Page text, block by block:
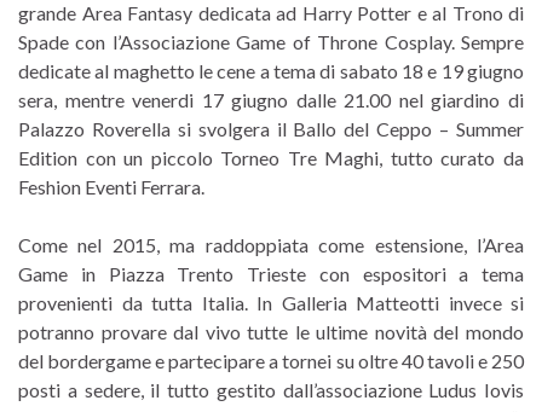
grande Area Fantasy dedicata ad Harry Potter e al Trono di
Spade con l’Associazione Game of Throne Cosplay. Sempre
dedicate al maghetto le cene a tema di sabato 18 e 19 giugno
sera, mentre venerdi 17 giugno dalle 21.00 nel giardino di
Palazzo Roverella si svolgera il Ballo del Ceppo – Summer
Edition con un piccolo Torneo Tre Maghi, tutto curato da
Feshion Eventi Ferrara.
Come nel 2015, ma raddoppiata come estensione, l’Area
Game in Piazza Trento Trieste con espositori a tema
provenienti da tutta Italia. In Galleria Matteotti invece si
potranno provare dal vivo tutte le ultime novità del mondo
del bordergame e partecipare a tornei su oltre 40 tavoli e 250
posti a sedere, il tutto gestito dall’associazione Ludus Iovis